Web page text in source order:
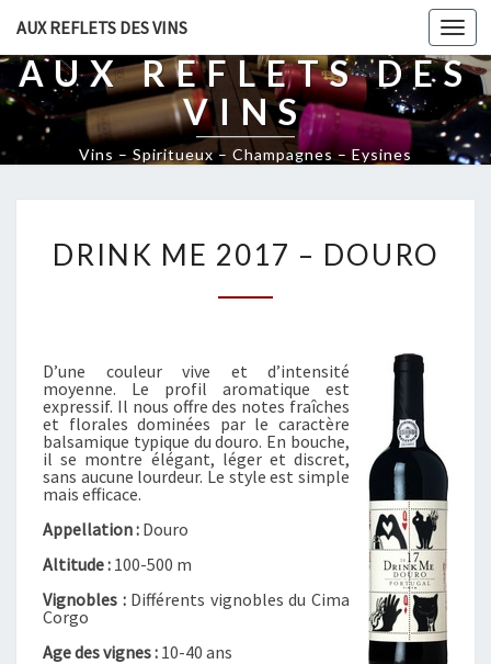
AUX REFLETS DES VINS
AUX REFLETS DES
VINS
Vins – Spiritueux – Champagnes – Eysines
R
N
E
2
0
1
7
R
DRINK ME 2017 – DOURO
D’une couleur vive et d’intensité
moyenne. Le profil aromatique est
expressif. Il nous offre des notes fraîches
et florales dominées par le caractère
balsamique typique du douro. En bouche,
il se montre élégant, léger et discret,
sans aucune lourdeur. Le style est simple
mais efficace.
Appellation : Douro
Altitude : 100-500 m
Vignobles :Différents vignobles du Cima
Corgo
Age des vignes : 10-40 ans